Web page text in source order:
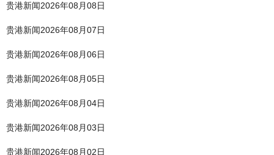
贵港新闻2026年08月08日
贵港新闻2026年08月07日
贵港新闻2026年08月06日
贵港新闻2026年08月05日
贵港新闻2026年08月04日
贵港新闻2026年08月03日
贵港新闻2026年08月02日